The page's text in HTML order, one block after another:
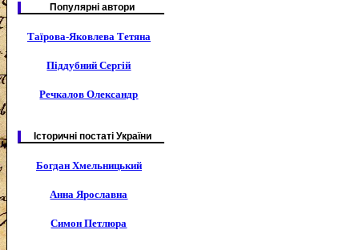
Популярні автори
Таїрова-Яковлева Тетяна
Піддубний Сергій
Речкалов Олександр
Історичні постаті України
Богдан Хмельницький
Анна Ярославна
Симон Петлюра